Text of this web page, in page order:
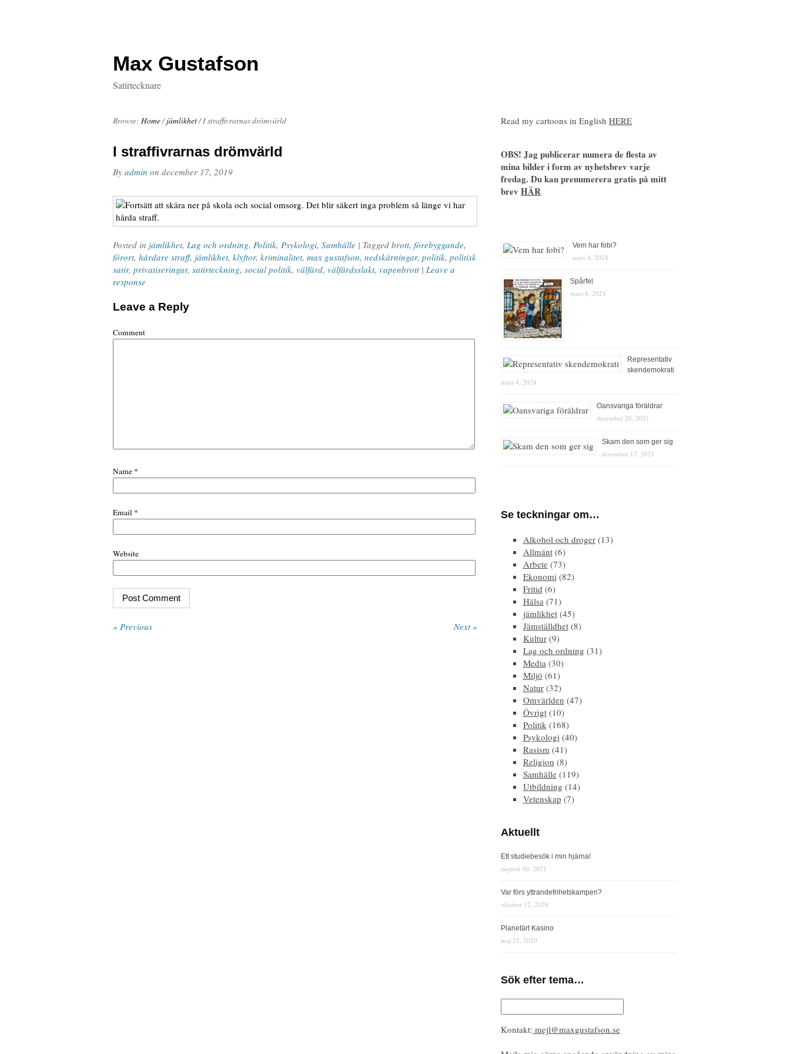
Max Gustafson
Satirtecknare
Browse: Home/ jämlikhet/I straffivrarnas drömvärld
I straffivrarnas drömvärld
By admin on december 17, 2019
Posted in jämlikhet, Lag och ordning, Politik, Psykologi, Samhälle | Tagged brott, förebyggande,
förort, hårdare straff, jämlikhet, klyftor, kriminalitet, max gustafson, nedskärningar, politik, politisk
satir, privatiseringar, satirteckning, social politik, välfärd, välfärdsslakt, vapenbrott| Leave a
response
Leave a Reply
Comment
Name *
Email *
Website
« Previous Next »
Read my cartoons in English HERE
OBS! Jag publicerar numera de flesta av
mina bilder i form av nyhetsbrev varje
fredag. Du kan prenumerera gratis på mitt
brev HÄR
Vem har fobi?
mars 4, 2024
Spårfel
mars 4, 2024
Representativ
skendemokrati
mars 4, 2024
Oansvariga föräldrar
december 20, 2021
Skam den som ger sig
december 17, 2021
Se teckningar om…
Alkohol och droger(13)
Allmänt(6)
Arbete(73)
Ekonomi(82)
Fritid (6)
Hälsa(71)
jämlikhet(45)
Jämställdhet(8)
Kultur(9)
Lag och ordning (31)
Media(30)
Miljö (61)
Natur(32)
Omvärlden (47)
Övrigt(10)
Politik(168)
Psykologi(40)
Rasism(41)
Religion (8)
Samhälle(119)
Utbildning (14)
Vetenskap (7)
Aktuellt
Ett studiebesök i min hjärna!
augusti 30, 2021
Var förs yttrandefrihetskampen?
oktober 12, 2020
Planetärt Kasino
maj 25, 2020
Sök efter tema…
Kontakt: mejl@maxgustafson.se